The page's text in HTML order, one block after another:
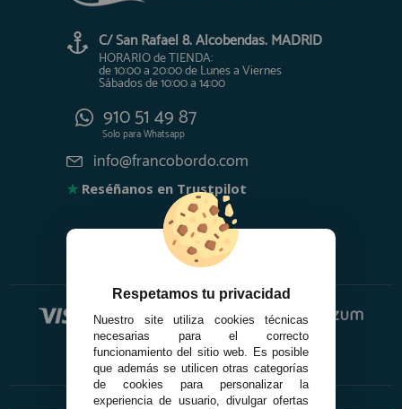
C/ San Rafael 8. Alcobendas. MADRID
HORARIO de TIENDA:
de 10:00 a 20:00 de Lunes a Viernes
Sábados de 10:00 a 14:00
910 51 49 87
Solo paraWhatsapp
info@francobordo.com
★ Reséñanos en Trustpilot
Respetamos tu privacidad
Nuestro site utiliza cookies técnicas
necesarias para el correcto
funcionamiento del sitio web. Es posible
que además se utilicen otras categorías
de cookies para personalizar la
experiencia de usuario, divulgar ofertas